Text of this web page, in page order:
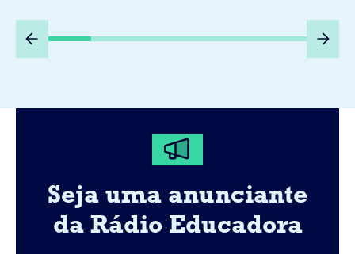
Seja uma anunciante
da Rádio Educadora